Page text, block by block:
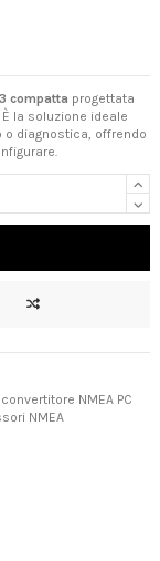
compatta progettata
È la soluzione ideale
o diagnostica, offrendo
convertitore NMEA PC
NMEA